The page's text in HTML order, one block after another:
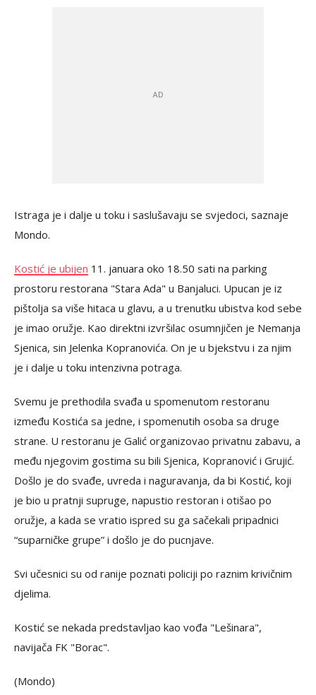
Istraga je i dalje u toku i saslušavaju se svjedoci, saznaje
Mondo.
Kostić je ubijen 11. januara oko 18.50 sati na parking
prostoru restorana "Stara Ada" u Banjaluci. Upucan je iz
pištolja sa više hitaca u glavu, a u trenutku ubistva kod sebe
je imao oružje. Kao direktni izvršilac osumnjičen je Nemanja
Sjenica, sin Jelenka Kopranovića. On je u bjekstvu i za njim
je i dalje u toku intenzivna potraga.
Svemu je prethodila svađa u spomenutom restoranu
između Kostića sa jedne, i spomenutih osoba sa druge
strane. U restoranu je Galić organizovao privatnu zabavu, a
među njegovim gostima su bili Sjenica, Kopranović i Grujić.
Došlo je do svađe, uvreda i naguravanja, da bi Kostić, koji
je bio u pratnji supruge, napustio restoran i otišao po
oružje, a kada se vratio ispred su ga sačekali pripadnici
“suparničke grupe” i došlo je do pucnjave.
Svi učesnici su od ranije poznati policiji po raznim krivičnim
djelima.
Kostić se nekada predstavljao kao vođa "Lešinara",
navijača FK "Borac".
(Mondo)